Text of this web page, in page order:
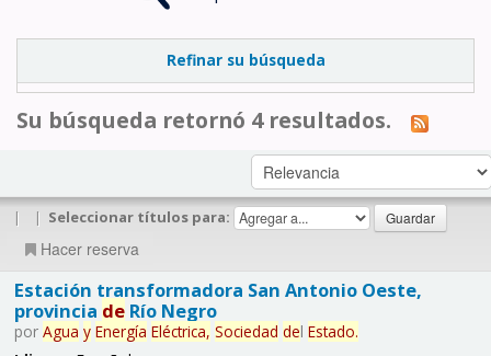
Refinar su búsqueda
Su búsqueda retornó 4 resultados.
| | Seleccionar títulos para:
Hacer reserva
Estación transformadora San Antonio Oeste,
provincia deRío Negro
por Agua y Energía Eléctrica, Sociedad del Estado.